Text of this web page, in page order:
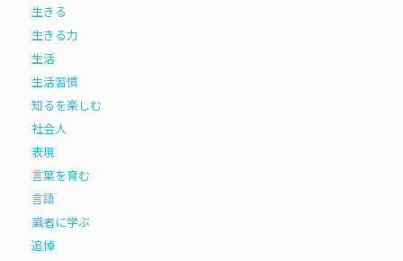
生きる
生きる力
生活
生活習慣
知るを楽しむ
社会人
表現
言葉を育む
言語
識者に学ぶ
追悼